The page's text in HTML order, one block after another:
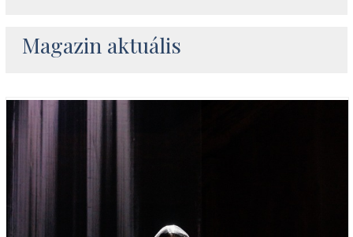
Magazin aktuális